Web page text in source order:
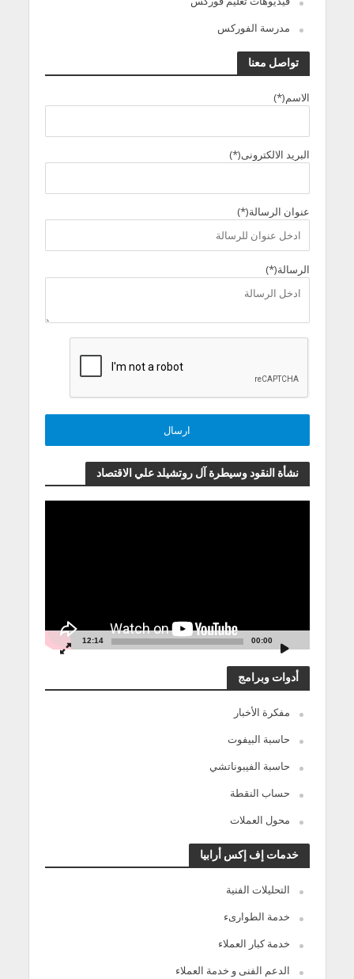
مدرسة الفوركس
تواصل معنا
الاسم(*)
البريد الالكترونى(*)
عنوان الرسالة(*)
الرسالة(*)
نشأة النقود وسيطرة آل روتشيلد علي الاقتصاد
00:00
12:14
أدوات وبرامج
مفكرة الأخبار
حاسبة البيفوت
حاسبة الفيبوناتشي
حساب النقطة
محول العملات
خدمات إف إكس أرابيا
التحليلات الفنية
خدمة الطوارىء
خدمة كبار العملاء
الدعم الفنى و خدمة العملاء